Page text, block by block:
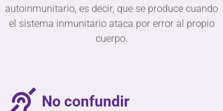
autoinmunitario, es decir, que se produce cuando
el sistema inmunitario ataca por error al propio
cuerpo.
No confundir